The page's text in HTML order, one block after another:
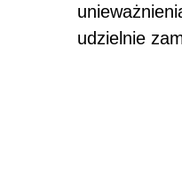
udzielnie